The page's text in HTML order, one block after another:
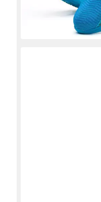
lieferbar - in 8-10